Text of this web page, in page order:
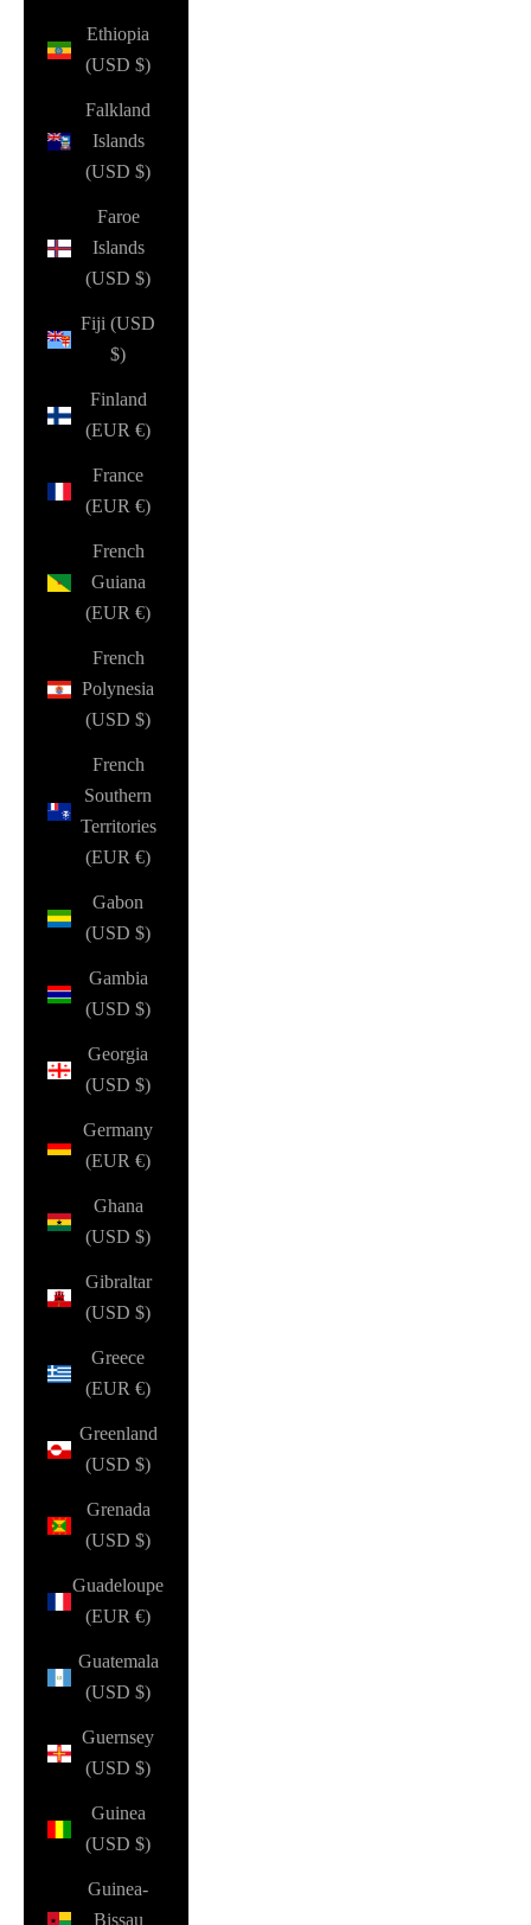
Ethiopia
(USD $)
Falkland
Islands
(USD $)
Faroe
Islands
(USD $)
Fiji (USD
$)
Finland
(EUR €)
France
(EUR €)
French
Guiana
(EUR €)
French
Polynesia
(USD $)
French
Southern
Territories
(EUR €)
Gabon
(USD $)
Gambia
(USD $)
Georgia
(USD $)
Germany
(EUR €)
Ghana
(USD $)
Gibraltar
(USD $)
Greece
(EUR €)
Greenland
(USD $)
Grenada
(USD $)
Guadeloupe
(EUR €)
Guatemala
(USD $)
Guernsey
(USD $)
Guinea
(USD $)
Guinea-
Bissau